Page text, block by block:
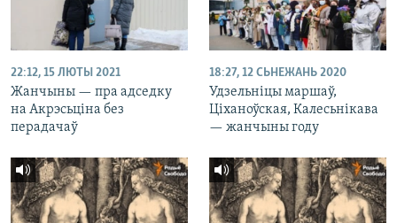
22:12, 15 ЛЮТЫ 2021
Жанчыны — пра адседку
на Акрэсьціна без
перадачаў
18:27, 12 СЬНЕЖАНЬ 2020
Удзельніцы маршаў,
Ціханоўская, Калесьнікава
— жанчыны году